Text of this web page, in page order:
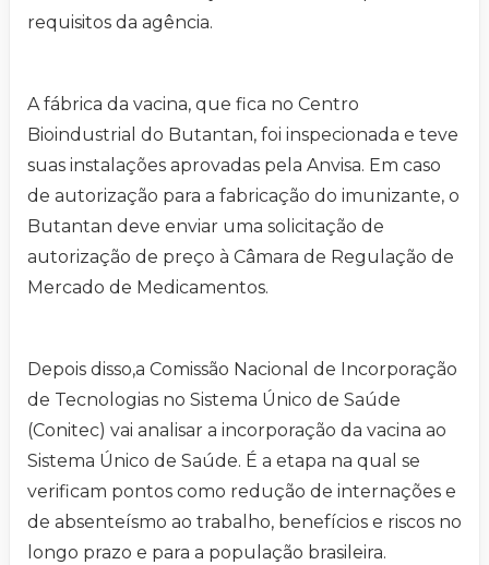
requisitos da agência.
A fábrica da vacina, que fica no Centro
Bioindustrial do Butantan, foi inspecionada e teve
suas instalações aprovadas pela Anvisa. Em caso
de autorização para a fabricação do imunizante, o
Butantan deve enviar uma solicitação de
autorização de preço à Câmara de Regulação de
Mercado de Medicamentos.
Depois disso,a Comissão Nacional de Incorporação
de Tecnologias no Sistema Único de Saúde
(Conitec) vai analisar a incorporação da vacina ao
Sistema Único de Saúde. É a etapa na qual se
verificam pontos como redução de internações e
de absenteísmo ao trabalho, benefícios e riscos no
longo prazo e para a população brasileira.